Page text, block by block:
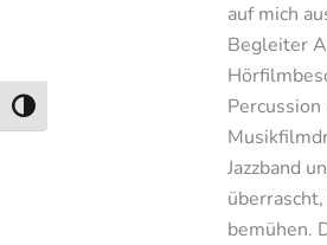
Umschalten auf hohe Kontraste
auf mich
Begleiter
Jazzband
bemühen.